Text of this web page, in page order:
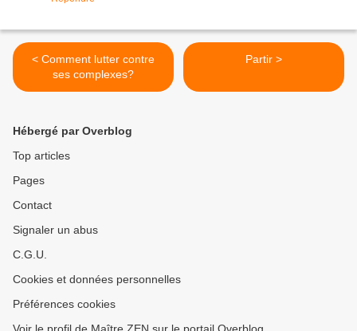
< Comment lutter contre
ses complexes?
Partir >
Hébergé par Overblog
Top articles
Pages
Contact
Signaler un abus
C.G.U.
Cookies et données personnelles
Préférences cookies